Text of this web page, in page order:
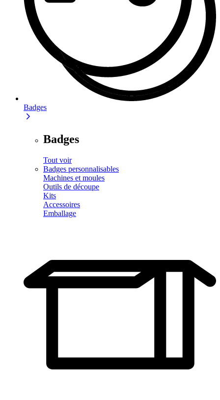
Badges
Badges
Tout voir
Badges personnalisables
Machines et moules
Outils de découpe
Kits
Accessoires
Emballage